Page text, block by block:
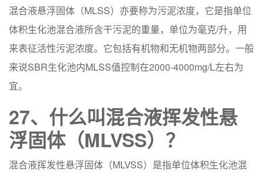
混合液悬浮固体（MLSS）亦要称为污泥浓度，它是指单位
体积生化池混合液所含干污泥的重量，单位为毫克/升，用
来表征活性污泥浓度。它包括有机物和无机物两部分。一般
来说SBR生化池内MLSS值控制在2000-4000mg/L左右为
宜。
27、什么叫混合液挥发性悬
浮固体（MLVSS）？
混合液挥发性悬浮固体（MLVSS）是指单位体积生化池混